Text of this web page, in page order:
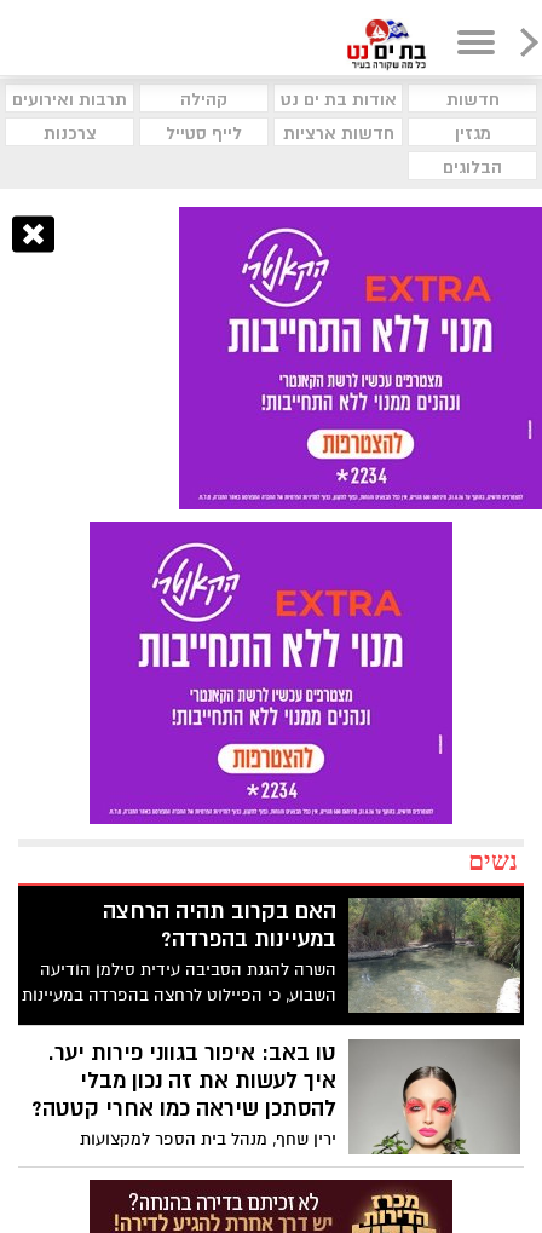
חדשות אודות בת ים נט קהילה
תרבות ואירועים
מגזין
חדשות ארציות לייף סטייל
צרכנות
הבלוגים
נשים
האם בקרוב תהיה הרחצה
במעיינות בהפרדה?
השרה להגנת הסביבה עידית סילמן הודיעה
השבוע, כי הפיילוט לרחצה בהפרדה במעיינות
ייצא לדרך כבר השבוע עם הקצאת חלונות
מעבר לשעות הפעילות הרגילות. עמותת
ישראל חופשית כבר שלחה מכתב "התראה
אחרונה לפני פנייה לערכאות משפטיות"
לשרה סילמן ולרשות הטבע והגנים – עם
דרישה שלא להתחיל בפיילוט, בטענה שהוא
אינו חוקי.
טו באב: איפור בגווני פירות יער.
איך לעשות את זה נכון מבלי
להסתכן שיראה כמו אחרי קטטה?
ירין שחף, מנהל בית הספר למקצועות
האיפור, הסטילינג והתסרוקות מסביר: